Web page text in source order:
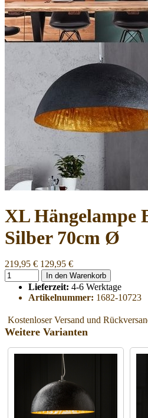
XL Hängelampe
Silber 70cm Ø
219,95 € 129,95 €
In den Warenkorb
Lieferzeit: 4-6 Werktage
Artikelnummer: 1682-10723
Kostenloser Versand und
Weitere Varianten